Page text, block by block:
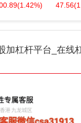
(1.42%) 47.56
加杠杆平台_在线